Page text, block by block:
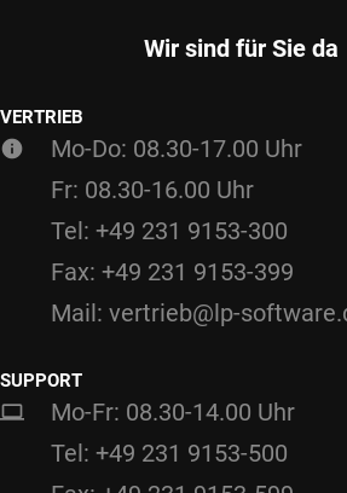
Wir sind für Sie da
VERTRIEB
Mo-Do: 08.30-17.00 Uhr
Fr: 08.30-16.00 Uhr
Tel: +49 231 9153-300
Fax: +49 231 9153-399
Mail: vertrieb@lp-
SUPPORT
Mo-Fr: 08.30-14.00 Uhr
Tel: +49 231 9153-500